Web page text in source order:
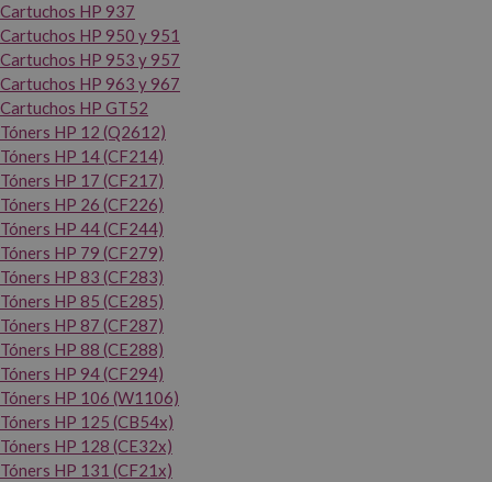
Cartuchos HP 937
Cartuchos HP 950 y 951
Cartuchos HP 953 y 957
Cartuchos HP 963 y 967
Cartuchos HP GT52
Tóners HP 12 (Q2612)
Tóners HP 14 (CF214)
Tóners HP 17 (CF217)
Tóners HP 26 (CF226)
Tóners HP 44 (CF244)
Tóners HP 79 (CF279)
Tóners HP 83 (CF283)
Tóners HP 85 (CE285)
Tóners HP 87 (CF287)
Tóners HP 88 (CE288)
Tóners HP 94 (CF294)
Tóners HP 106 (W1106)
Tóners HP 125 (CB54x)
Tóners HP 128 (CE32x)
Tóners HP 131 (CF21x)